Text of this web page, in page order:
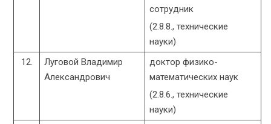
сотрудник
(2.8.8., технические
науки)
12.
Луговой Владимир
Александрович
доктор физико-
математических наук
(2.8.6., технические
науки)